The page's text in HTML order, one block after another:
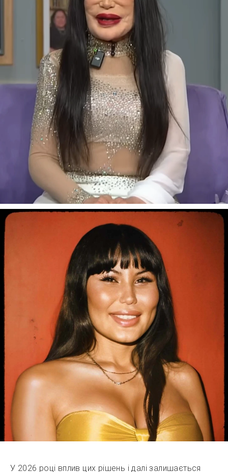
У 2026 році вплив цих рішень і далі залишається